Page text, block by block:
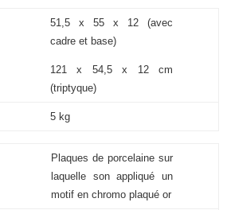
51,5 x 55 x 12 (avec
cadre et base)
121 x 54,5 x 12 cm
(triptyque)
5 kg
Plaques de porcelaine sur
laquelle son appliqué un
motif en chromo plaqué or